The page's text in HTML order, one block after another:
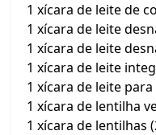
1 xícara de leite de
1 xícara de leite
1 xícara de leite
1 xícara de leite
1 xícara de leite
1 xícara de lentilha
1 xícara de lentilhas